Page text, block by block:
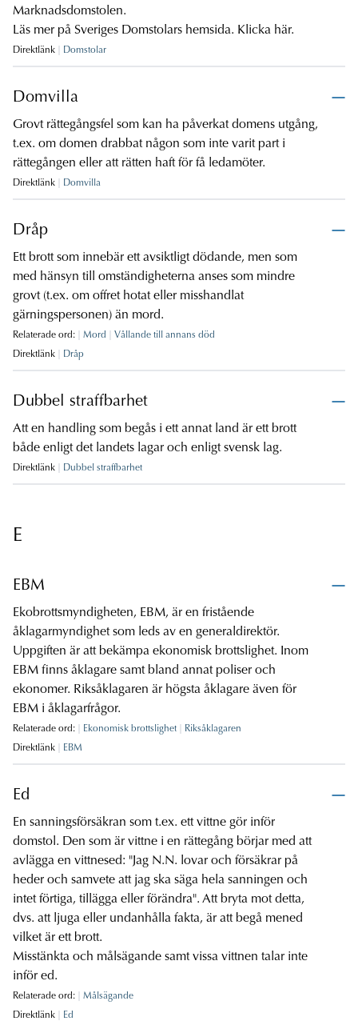
Marknadsdomstolen.
Läs mer på Sveriges Domstolars hemsida. Klicka här.
Direktlänk Domstolar
Domvilla
Grovt rättegångsfel som kan ha påverkat domens utgång,
t.ex. om domen drabbat någon som inte varit part i
rättegången eller att rätten haft för få ledamöter.
Direktlänk Domvilla
Dråp
Ett brott som innebär ett avsiktligt dödande, men som
med hänsyn till omständigheterna anses som mindre
grovt (t.ex. om offret hotat eller misshandlat
gärningspersonen) än mord.
Relaterade ord: Mord
Vållande till annans död
Direktlänk
Dråp
Dubbel straffbarhet
Att en handling som begås i ett annat land är ett brott
både enligt det landets lagar och enligt svensk lag.
Direktlänk Dubbel straffbarhet
E
EBM
Ekobrottsmyndigheten, EBM, är en fristående
åklagarmyndighet som leds av en generaldirektör.
Uppgiften är att bekämpa ekonomisk brottslighet. Inom
EBM finns åklagare samt bland annat poliser och
ekonomer. Riksåklagaren är högsta åklagare även för
EBM i åklagarfrågor.
Relaterade ord: Ekonomisk brottslighet
Riksåklagaren
Direktlänk
EBM
Ed
En sanningsförsäkran som t.ex. ett vittne gör inför
domstol. Den som är vittne i en rättegång börjar med att
avlägga en vittnesed: "Jag N.N. lovar och försäkrar på
heder och samvete att jag ska säga hela sanningen och
intet förtiga, tillägga eller förändra". Att bryta mot detta,
dvs. att ljuga eller undanhålla fakta, är att begå mened
vilket är ett brott.
Misstänkta och målsägande samt vissa vittnen talar inte
inför ed.
Relaterade ord:
Målsägande
Direktlänk
Ed